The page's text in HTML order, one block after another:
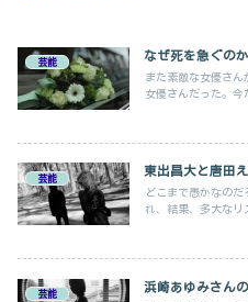
芸能
なぜ死を急ぐのか
また素敵な女優さん
女優さんだった。今
芸能
東出昌大と唐田
どこまで愚かなの
れ、結果、多大な
芸能
浜崎あゆみさん